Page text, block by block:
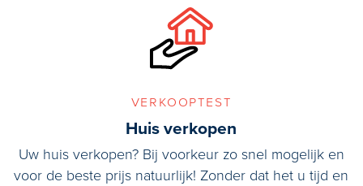
Wasmachine aansluiting. Een ruime slaapkamer met een
dakkapel aan de achterzijde en een dakvenster.
- Ligging gunstig ten opzichte van de uitvalswegen richting A13
- Woonoppervlakte 123 m2 (woonhuis ) plus 20 m2 (garage);
- Perceeloppervlakte 325 m2 ( Eigen grond);
verkooptest
Huis verkopen
Uw huis verkopen? Bij voorkeur zo snel mogelijk en
voor de beste prijs natuurlijk! Zonder dat het u tijd en